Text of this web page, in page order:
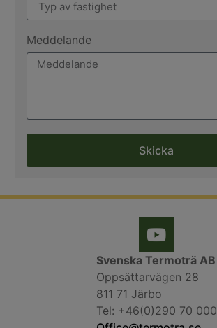
Meddelande
Skicka
Svenska Termoträ AB
Oppsättarvägen 28
811 71 Järbo
Tel: +46(0)290 70 000